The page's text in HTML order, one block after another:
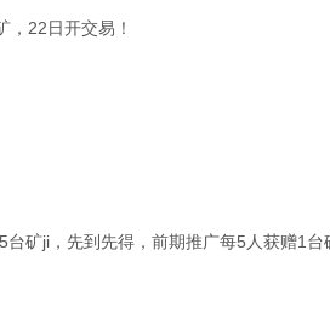
22日开交易！
矿ji，先到先得，前期推广每5人获赠1